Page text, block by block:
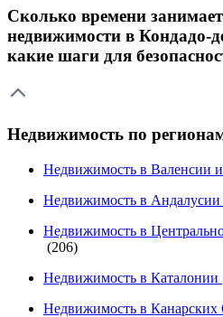
Сколько времени
недвижимости в Кондадо-
какие шаги для
Недвижимость по
Недвижимость в Валенсии
Недвижимость в Андалусии
Недвижимость в
(206)
Недвижимость в Каталонии
Недвижимость в Канарских